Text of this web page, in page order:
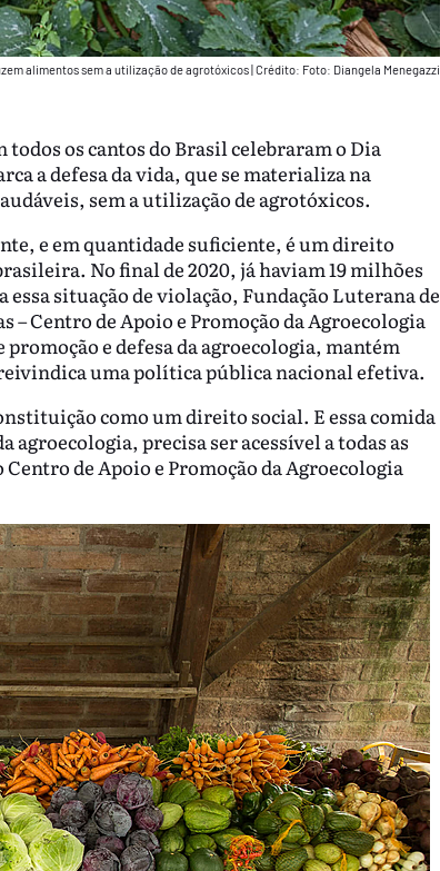
alimentos sem a utilização de agrotóxicos|Crédito: Foto: Diangela Menegazzi
os cantos do Brasil celebraram o Dia
a defesa da vida, que se materializa na
sem a utilização de agrotóxicos.
e em quantidade suficiente, é um direito
No final de 2020, já haviam 19 milhões
essa situação de violação, Fundação Luterana de
– Centro de Apoio e Promoção da Agroecologia
e defesa da agroecologia, mantém
reivindica uma política pública nacional efetiva.
como um direito social. E essa comida
precisa ser acessível a todas as
de Apoio e Promoção da Agroecologia